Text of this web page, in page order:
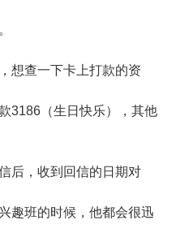
查一下卡上打款的资
3186（生日快乐），其他
，收到回信的日期对
趣班的时候，他都会很迅